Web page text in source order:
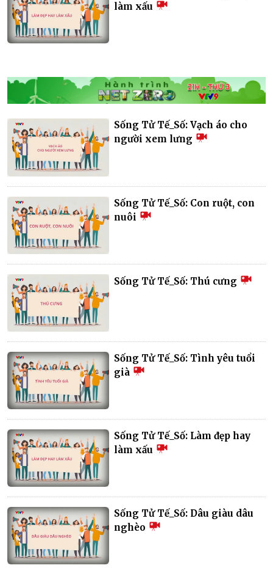
làm xấu
Sống Tử Tế_Số: Vạch áo cho
người xem lưng
Sống Tử Tế_Số: Con ruột, con
nuôi
Sống Tử Tế_Số: Thú cưng
Sống Tử Tế_Số: Tình yêu tuổi
già
Sống Tử Tế_Số: Làm đẹp hay
làm xấu
Sống Tử Tế_Số: Dâu giàu dâu
nghèo